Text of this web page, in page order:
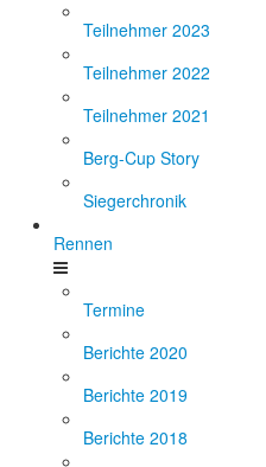
Teilnehmer 2023
Teilnehmer 2022
Teilnehmer 2021
Berg-Cup Story
Siegerchronik
Rennen
Termine
Berichte 2020
Berichte 2019
Berichte 2018